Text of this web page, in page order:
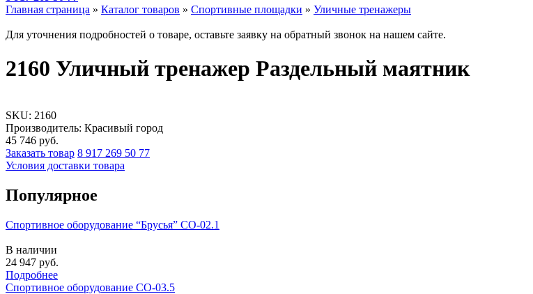
Главная страница » Каталог товаров » Спортивные площадки » Уличные тренажеры
Для уточнения подробностей о товаре, оставьте заявку на обратный звонок на нашем сайте.
2160 Уличный тренажер Раздельный маятник
SKU: 2160
Производитель: Красивый город
45 746 руб.
Заказать товар 8 917 269 50 77
Условия доставки товара
Популярное
Спортивное оборудование “Брусья” СО-02.1
В наличии
24 947 руб.
Подробнее
Спортивное оборудование СО-03.5